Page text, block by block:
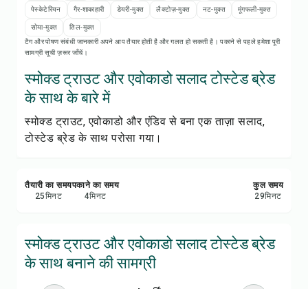
सेव करें
शेयर करें
पेस्केटेरियन गैर-शाकाहारी डेयरी-मुक्त लैक्टोज़-मुक्त नट-मुक्त मूंगफली-मुक्त
सोया-मुक्त
तिल-मुक्त
टैग और पोषण संबंधी जानकारी अपने आप तैयार होती है और गलत हो सकती है। पकाने से पहले हमेशा पूरी
सामग्री सूची ज़रूर जाँचें।
स्मोक्ड ट्राउट और एवोकाडो सलाद टोस्टेड ब्रेड
के साथ के बारे में
स्मोक्ड ट्राउट, एवोकाडो और एंडिव से बना एक ताज़ा सलाद,
टोस्टेड ब्रेड के साथ परोसा गया।
तैयारी का समय
25मिनट
पकाने का समय
4मिनट
कुल समय
29मिनट
स्मोक्ड ट्राउट और एवोकाडो सलाद टोस्टेड ब्रेड
के साथ बनाने की सामग्री